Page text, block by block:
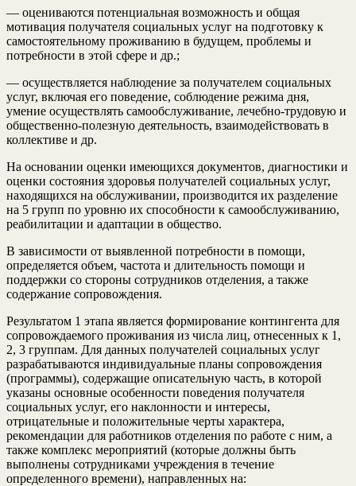
— оцениваются потенциальная возможность и общая
мотивация получателя социальных услуг на подготовку к
самостоятельному проживанию в будущем, проблемы и
потребности в этой сфере и др.;
— осуществляется наблюдение за получателем социальных
услуг, включая его поведение, соблюдение режима дня,
умение осуществлять самообслуживание, лечебно-трудовую и
общественно-полезную деятельность, взаимодействовать в
коллективе и др.
На основании оценки имеющихся документов, диагностики и
оценки состояния здоровья получателей социальных услуг,
находящихся на обслуживании, производится их разделение
на 5 групп по уровню их способности к самообслуживанию,
реабилитации и адаптации в общество.
В зависимости от выявленной потребности в помощи,
определяется объем, частота и длительность помощи и
поддержки со стороны сотрудников отделения, а также
содержание сопровождения.
Результатом 1 этапа является формирование контингента для
сопровождаемого проживания из числа лиц, отнесенных к 1,
2, 3 группам. Для данных получателей социальных услуг
разрабатываются индивидуальные планы сопровождения
(программы), содержащие описательную часть, в которой
указаны основные особенности поведения получателя
социальных услуг, его наклонности и интересы,
отрицательные и положительные черты характера,
рекомендации для работников отделения по работе с ним, а
также комплекс мероприятий (которые должны быть
выполнены сотрудниками учреждения в течение
определенного времени), направленных на: